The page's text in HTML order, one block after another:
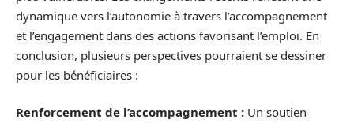
dynamique vers l’autonomie à travers l’accompagnement
et l’engagement dans des actions favorisant l’emploi. En
conclusion, plusieurs perspectives pourraient se dessiner
pour les bénéficiaires :
Renforcement de l’accompagnement : Un soutien